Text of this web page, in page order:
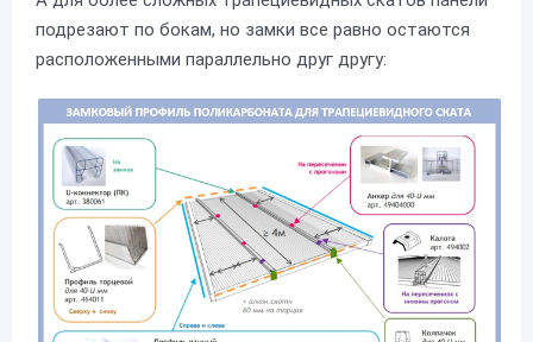
подрезают по бокам, но замки все равно остаются
расположенными параллельно друг другу: